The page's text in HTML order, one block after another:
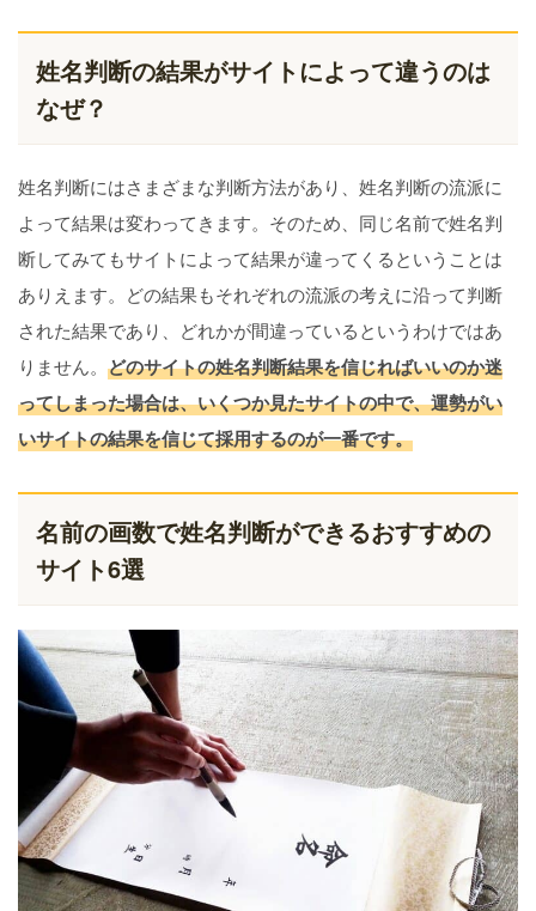
姓名判断の結果がサイトによって違うのは
なぜ？
姓名判断にはさまざまな判断方法があり、姓名判断の流派に
よって結果は変わってきます。そのため、同じ名前で姓名判
断してみてもサイトによって結果が違ってくるということは
ありえます。どの結果もそれぞれの流派の考えに沿って判断
された結果であり、どれかが間違っているというわけではあ
りません。 どのサイトの姓名判断結果を信じればいいのか迷
ってしまった場合は、いくつか見たサイトの中で、運勢がい
いサイトの結果を信じて採用するのが一番です。
名前の画数で姓名判断ができるおすすめの
サイト6選